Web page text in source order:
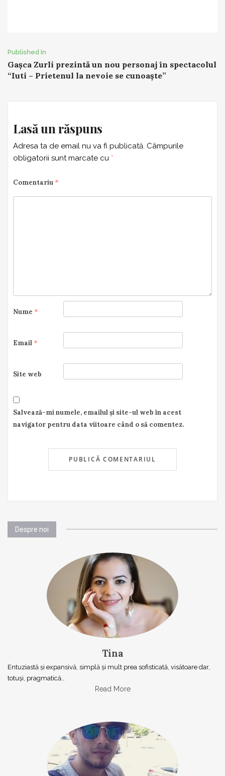
Post
navigation
Published In
Gașca Zurli prezintă un nou personaj în spectacolul
“Iuti – Prietenul la nevoie se cunoaște”
Lasă un răspuns
Adresa ta de email nu va fi publicată. Câmpurile
obligatorii sunt marcate cu *
Comentariu *
Nume *
Email *
Site web
Salvează-mi numele, emailul și site-ul web în acest
navigator pentru data viitoare când o să comentez.
Despre noi
Tina
Entuziastă şi expansivă, simplă şi mult prea sofisticată, visătoare dar,
totuşi, pragmatică…
Read More